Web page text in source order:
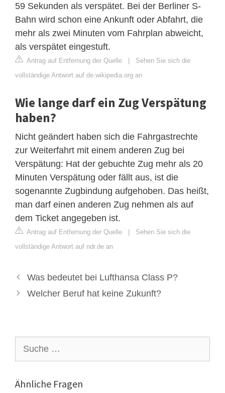
59 Sekunden als verspätet. Bei der Berliner S-
Bahn wird schon eine Ankunft oder Abfahrt, die
mehr als zwei Minuten vom Fahrplan abweicht,
als verspätet eingestuft.
Antrag auf Entfernung der Quelle | Sehen Sie sich die
vollständige Antwort auf de.wikipedia.org an
Wie lange darf ein Zug Verspätung
haben?
Nicht geändert haben sich die Fahrgastrechte
zur Weiterfahrt mit einem anderen Zug bei
Verspätung: Hat der gebuchte Zug mehr als 20
Minuten Verspätung oder fällt aus, ist die
sogenannte Zugbindung aufgehoben. Das heißt,
man darf einen anderen Zug nehmen als auf
dem Ticket angegeben ist.
Antrag auf Entfernung der Quelle | Sehen Sie sich die
vollständige Antwort auf ndr.de an
Was bedeutet bei Lufthansa Class P?
Welcher Beruf hat keine Zukunft?
nach:
Ähnliche Fragen